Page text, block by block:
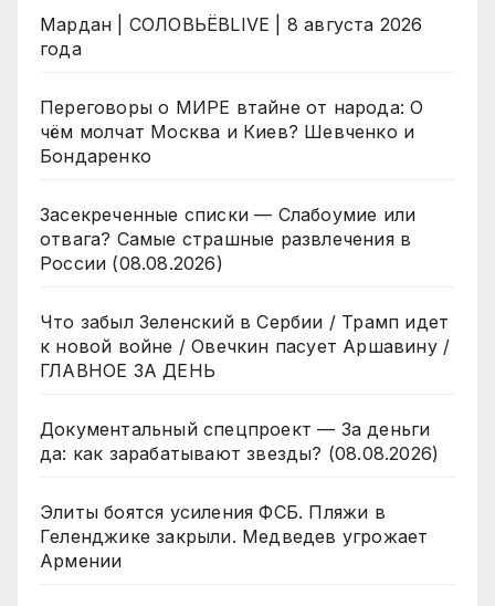
Мардан | СОЛОВЬЁВLIVE | 8 августа 2026
года
Переговоры о МИРЕ втайне от народа: О
чём молчат Москва и Киев? Шевченко и
Бондаренко
Засекреченные списки — Слабоумие или
отвага? Самые страшные развлечения в
России (08.08.2026)
Что забыл Зеленский в Сербии / Трамп идет
к новой войне / Овечкин пасует Аршавину /
ГЛАВНОЕ ЗА ДЕНЬ
Документальный спецпроект — За деньги
да: как зарабатывают звезды? (08.08.2026)
Элиты боятся усиления ФСБ. Пляжи в
Геленджике закрыли. Медведев угрожает
Армении